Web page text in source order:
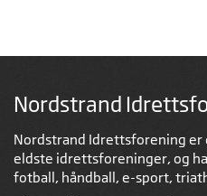
Nordstrand
Nordstrand Idrettsforening er
eldste idrettsforeninger, og
fotball, håndball, e-sport,